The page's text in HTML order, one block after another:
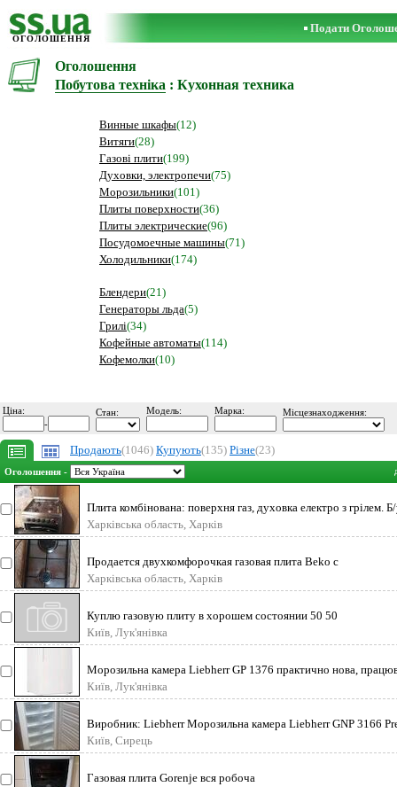
ОГОЛОШЕННЯ
Подати
Оголошення
Побутова техніка : Кухонная техника
Винные шкафы(12)
Витяги(28)
Газові плити(199)
Духовки, электропечи(75)
Морозильники(101)
Плиты поверхности(36)
Плиты электрические(96)
Посудомоечные машины(71)
Холодильники(174)
Блендери(21)
Генераторы льда(5)
Грилі(34)
Кофейные автоматы(114)
Кофемолки(10)
Ціна:
-
Стан: Модель: Марка: Місцезнаходження:
Продають(1046) Купують(135) Різне(23)
Оголошення -
Плита комбінована: поверхня газ, духовка електро з грілем.
робочому стані. Р
Харківська область, Харків
Продается двухкомфорочкая газовая плита Beko с
электроподжогом. Газовый шланг и про
Харківська область, Харків
Куплю газовую плиту в хорошем состоянии 50 50
Київ, Лук'янівка
Морозильна камера Liebherr GP 1376 практично нова,
всього два місяці ва
Київ, Лук'янівка
Виробник: Liebherr Морозильна камера Liebherr GNP 3166
NoFrost A+++ Vario
Київ, Сирець
Газовая плита Gorenje вся робоча